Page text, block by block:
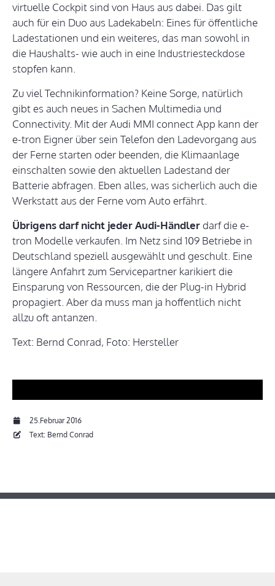
virtuelle Cockpit sind von Haus aus dabei. Das gilt
auch für ein Duo aus Ladekabeln: Eines für öffentliche
Ladestationen und ein weiteres, das man sowohl in
die Haushalts- wie auch in eine Industriesteckdose
stopfen kann.
Zu viel Technikinformation? Keine Sorge, natürlich
gibt es auch neues in Sachen Multimedia und
Connectivity. Mit der Audi MMI connect App kann der
e-tron Eigner über sein Telefon den Ladevorgang aus
der Ferne starten oder beenden, die Klimaanlage
einschalten sowie den aktuellen Ladestand der
Batterie abfragen. Eben alles, was sicherlich auch die
Werkstatt aus der Ferne vom Auto erfährt.
Übrigens darf nicht jeder Audi-Händlerdarf die e-
tron Modelle verkaufen. Im Netz sind 109 Betriebe in
Deutschland speziell ausgewählt und geschult. Eine
längere Anfahrt zum Servicepartner karikiert die
Einsparung von Ressourcen, die der Plug-in Hybrid
propagiert. Aber da muss man ja hoffentlich nicht
allzu oft antanzen.
Text: Bernd Conrad, Foto: Hersteller
25.Februar 2016
Text: Bernd Conrad